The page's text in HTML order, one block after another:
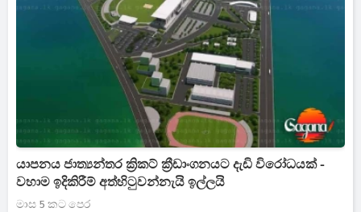
යාපනය ජාත්‍යන්තර ක්‍රිකට් ක්‍රීඩාංගනයට දැඩි විරෝධයක් -
වහාම ඉදිකිරීම් අත්හිටුවන්නැයි ඉල්ලයි
මාස 5 කට පෙර